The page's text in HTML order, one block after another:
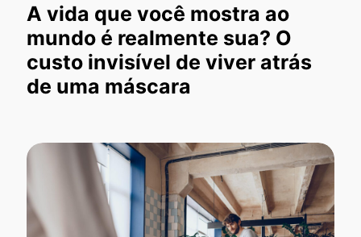
A vida que você mostra ao
mundo é realmente sua? O
custo invisível de viver atrás
de uma máscara